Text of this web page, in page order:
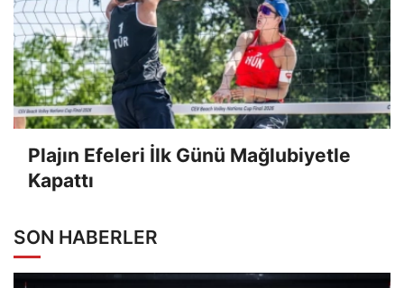
Plajın Efeleri İlk Günü Mağlubiyetle
Kapattı
SON HABERLER